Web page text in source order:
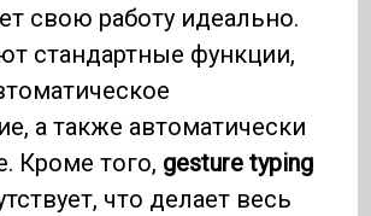
свою работу идеально.
стандартные функции,
а также автоматически
Кроме того, gesture typing
что делает весь